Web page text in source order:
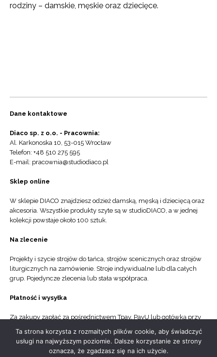
rodziny – damskie, męskie oraz dziecięce.
Dane kontaktowe
Diaco sp. z o.o. - Pracownia:
Al. Karkonoska 10, 53-015 Wrocław
Telefon: +48 510 275 595
E-mail: pracownia@studiodiaco.pl
Sklep online
W sklepie DIACO znajdziesz odzież damską, męską i dziecięcą oraz
akcesoria. Wszystkie produkty szyte są w studioDIACO, a w jednej
kolekcji powstaje około 100 sztuk.
Na zlecenie
Projekty i szycie strojów do tańca, strojów scenicznych oraz strojów
liturgicznych na zamówienie. Stroje indywidualne lub dla całych
grup. Pojedyncze zlecenia lub stała współpraca.
Płatność i wysyłka
Za zakupy zapłać za pośrednictwem Tpay, PayU lub gotówką przy
osobisty. Zamówienia realizujemy w czasie do 3 dni.
Ta strona korzysta z rozmaitych plików cookie, aby świadczyć
usługi na najwyższym poziomie. Dalsze korzystanie ze strony
oznacza, że zgadzasz się na ich użycie.